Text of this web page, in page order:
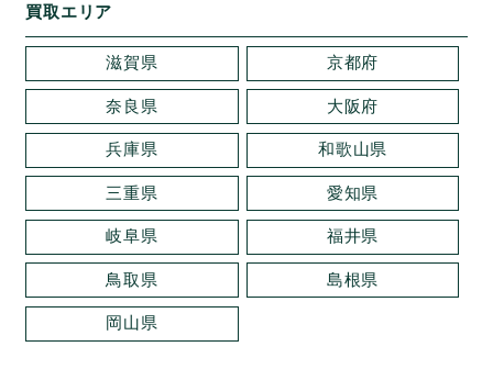
買取エリア
滋賀県 京都府
奈良県 大阪府
兵庫県 和歌山県
三重県 愛知県
岐阜県 福井県
鳥取県 島根県
岡山県